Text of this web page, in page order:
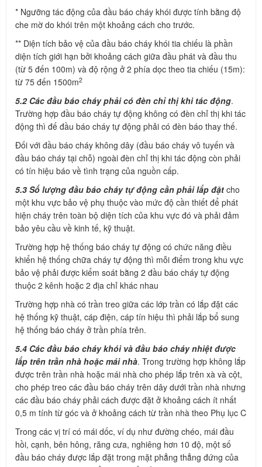
* Ngưỡng tác động của đầu báo cháy khói được tính bằng độ
che mờ do khói trên một khoảng cách cho trước.
** Diện tích bảo vệ của đầu báo cháy khói tia chiếu là phần
diện tích giới hạn bởi khoảng cách giữa đầu phát và đầu thu
(từ 5 đến 100m) và độ rộng ở 2 phía dọc theo tia chiếu (15m):
từ 75 đến 1500m2
5.2 Các đầu báo cháy phải có đèn chỉ thị khi tác động.
Trường hợp đầu báo cháy tự động không có đèn chỉ thị khi tác
động thì đế đầu báo cháy tự động phải có đèn báo thay thế.
Đối với đầu báo cháy không dây (đầu báo cháy vô tuyến và
đầu báo cháy tại chỗ) ngoài đèn chỉ thị khi tác động còn phải
có tín hiệu báo về tình trạng của nguồn cấp.
5.3 Số lượng đầu báo cháy tự động cần phải lắp đặt cho
một khu vực bảo vệ phụ thuộc vào mức độ cần thiết để phát
hiện cháy trên toàn bộ diện tích của khu vực đó và phải đảm
bảo yêu cầu về kinh tế, kỹ thuật.
Trường hợp hệ thống báo cháy tự động có chức năng điều
khiển hệ thống chữa cháy tự động thì mỗi điểm trong khu vực
bảo vệ phải được kiểm soát bằng 2 đầu báo cháy tự động
thuộc 2 kênh hoặc 2 địa chỉ khác nhau
Trường hợp nhà có trần treo giữa các lớp trần có lắp đặt các
hệ thống kỹ thuật, cáp điện, cáp tín hiệu thì phải lắp bổ sung
hệ thống báo cháy ở trần phía trên.
5.4 Các đầu báo cháy khói và đầu báo cháy nhiệt được
lắp trên trần nhà hoặc mái nhà. Trong trường hợp không lắp
được trên trần nhà hoặc mái nhà cho phép lắp trên xà và cột,
cho phép treo các đầu báo cháy trên dây dưới trần nhà nhưng
các đầu báo cháy phải cách được đặt ở khoảng cách ít nhất
0,5 m tính từ góc và ở khoảng cách từ trần nhà theo Phụ lục C
Trong các vị trí có mái dốc, ví dụ như đường chéo, mái đầu
hồi, cạnh, bên hông, răng cưa, nghiêng hơn 10 độ, một số
đầu báo cháy được lắp đặt trong mặt phẳng thẳng đứng của